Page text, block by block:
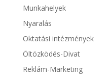
Munkahelyek
Nyaralás
Oktatási intézmények
Öltözködés-Divat
Reklám-Marketing